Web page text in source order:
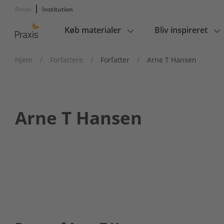
Privat Institution
Main
Køb materialer Bliv inspireret
Hjem / Forfattere / Forfatter / Arne T Hansen
Arne T Hansen